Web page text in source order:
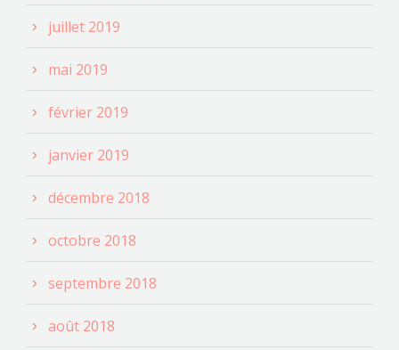
juillet 2019
mai 2019
février 2019
janvier 2019
décembre 2018
octobre 2018
septembre 2018
août 2018